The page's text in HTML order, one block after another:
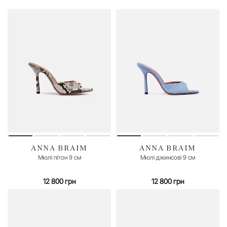
36 37 40
ANNA BRAIM
Мюлі пітон 9 см
12 800 грн
35 36 39 40
ANNA BRAIM
Мюлі джинсові 9 см
12 800 грн